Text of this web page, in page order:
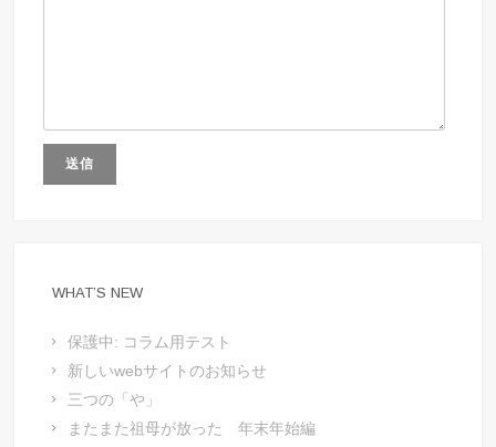
WHAT’S NEW
保護中: コラム用テスト
新しいwebサイトのお知らせ
三つの「や」
またまた祖母が放った 年末年始編